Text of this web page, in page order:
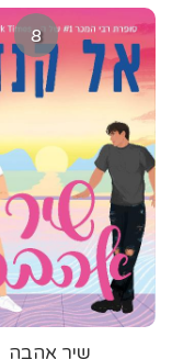
8
שיר אהבה